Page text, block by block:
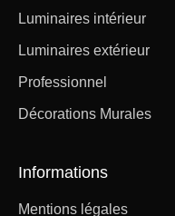
Luminaires intérieur
Luminaires extérieur
Professionnel
Décorations Murales
Informations
Mentions légales